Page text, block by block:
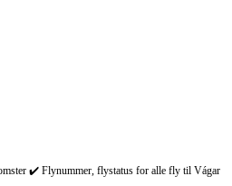
✔️ Flynummer, flystatus for alle fly til Vágar